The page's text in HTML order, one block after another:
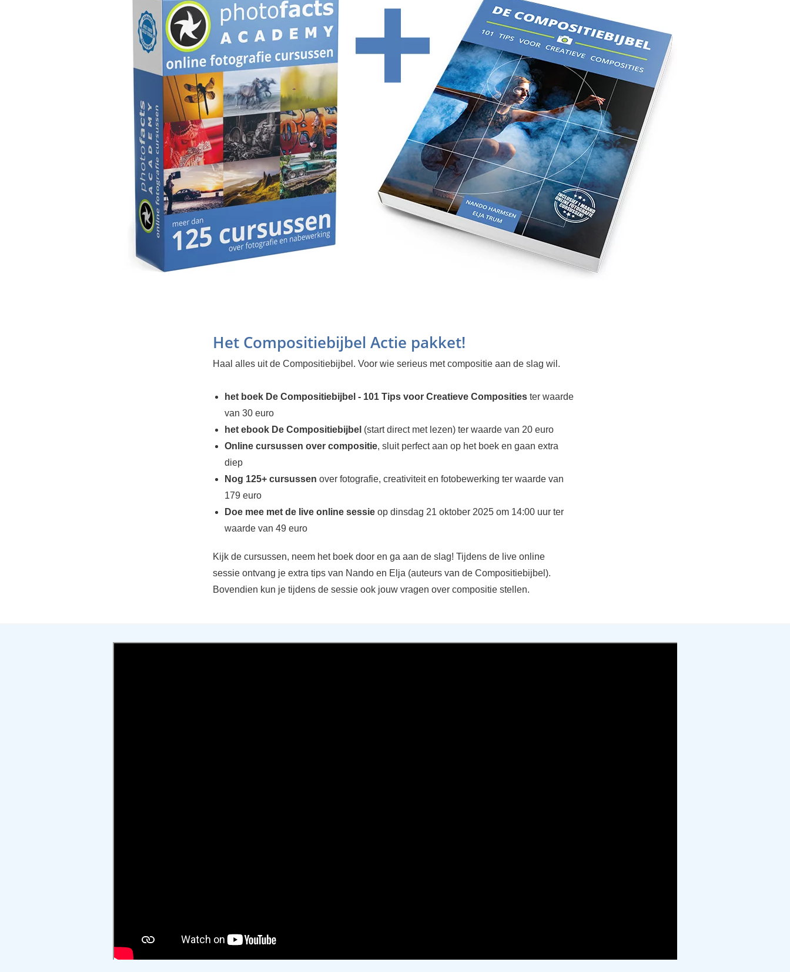
Het Compositiebijbel Actie pakket!
Haal alles uit de Compositiebijbel. Voor wie serieus met compositie aan de slag wil.
het boek De Compositiebijbel - 101 Tips voor Creatieve Composities ter waarde
van 30 euro
het ebook De Compositiebijbel (start direct met lezen) ter waarde van 20 euro
Online cursussen over compositie, sluit perfect aan op het boek en gaan extra
diep
Nog 125+ cursussen over fotografie, creativiteit en fotobewerking ter waarde van
179 euro
Doe mee met de live online sessie op dinsdag 21 oktober 2025 om 14:00 uur ter
waarde van 49 euro
Kijk de cursussen, neem het boek door en ga aan de slag! Tijdens de live online
sessie ontvang je extra tips van Nando en Elja (auteurs van de Compositiebijbel).
Bovendien kun je tijdens de sessie ook jouw vragen over compositie stellen.